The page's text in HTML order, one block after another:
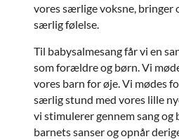
vores særlige voksne, bringer
særlig følelse.
Til babysalmesang får vi en
som forældre og børn. Vi
vores barn for øje. Vi mødes
særlig stund med vores lille
vi stimulerer gennem sang
barnets sanser og opnår